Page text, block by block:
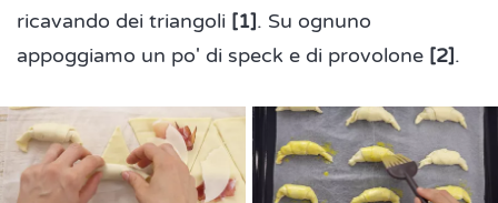
ricavando dei triangoli [1]. Su ognuno
appoggiamo un po' di speck e di provolone [2].